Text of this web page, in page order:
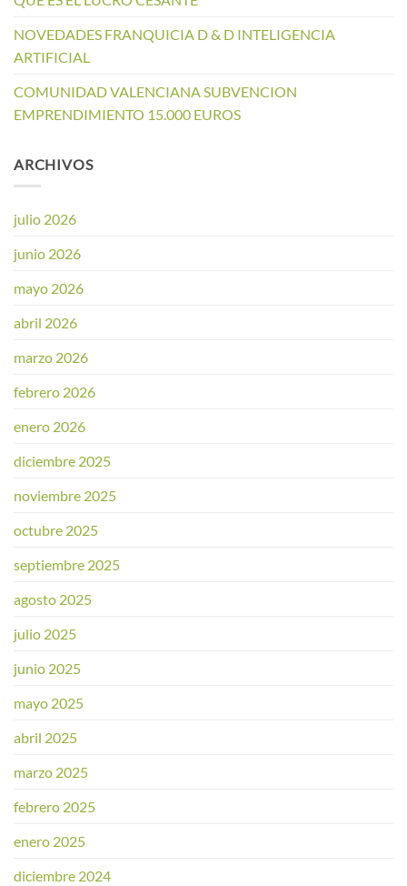
NOVEDADES FRANQUICIA D & D INTELIGENCIA
ARTIFICIAL
COMUNIDAD VALENCIANA SUBVENCION
EMPRENDIMIENTO 15.000 EUROS
ARCHIVOS
julio 2026
junio 2026
mayo 2026
abril 2026
marzo 2026
febrero 2026
enero 2026
diciembre 2025
noviembre 2025
octubre 2025
septiembre 2025
agosto 2025
julio 2025
junio 2025
mayo 2025
abril 2025
marzo 2025
febrero 2025
enero 2025
diciembre 2024